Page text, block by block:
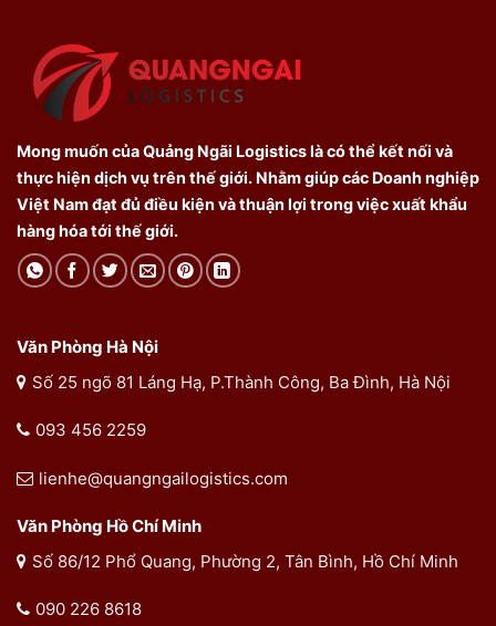
Mong muốn của Quảng Ngãi Logistics là có thể kết nối và
thực hiện dịch vụ trên thế giới. Nhằm giúp các Doanh nghiệp
Việt Nam đạt đủ điều kiện và thuận lợi trong việc xuất khẩu
hàng hóa tới thế giới.
Văn Phòng Hà Nội
Số 25 ngõ 81 Láng Hạ, P.Thành Công, Ba Đình, Hà Nội
093 456 2259
lienhe@quangngailogistics.com
Văn Phòng Hồ Chí Minh
Số 86/12 Phổ Quang, Phường 2, Tân Bình, Hồ Chí Minh
090 226 8618